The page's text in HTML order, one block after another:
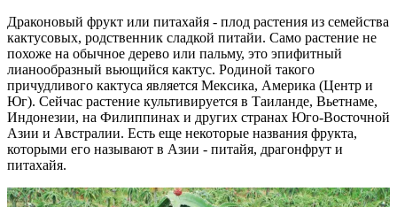
Драконовый фрукт или питахайя - плод растения из семейства
кактусовых, родственник сладкой питайи. Само растение не
похоже на обычное дерево или пальму, это эпифитный
лианообразный вьющийся кактус. Родиной такого
причудливого кактуса является Мексика, Америка (Центр и
Юг). Сейчас растение культивируется в Таиланде, Вьетнаме,
Индонезии, на Филиппинах и других странах Юго-Восточной
Азии и Австралии. Есть еще некоторые названия фрукта,
которыми его называют в Азии - питайя, драгонфрут и
питахайя.